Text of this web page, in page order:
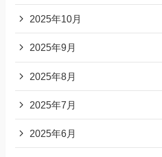
2025年10月
2025年9月
2025年8月
2025年7月
2025年6月